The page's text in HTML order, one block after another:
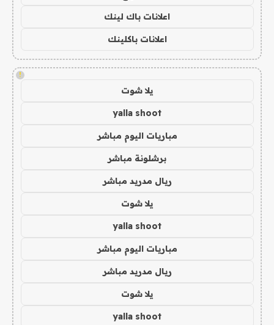
اعلانات باك لينك
اعلانات باكلينك
!
يلا شوت
yalla shoot
مباريات اليوم مباشر
برشلونة مباشر
ريال مدريد مباشر
يلا شوت
yalla shoot
مباريات اليوم مباشر
ريال مدريد مباشر
يلا شوت
yalla shoot